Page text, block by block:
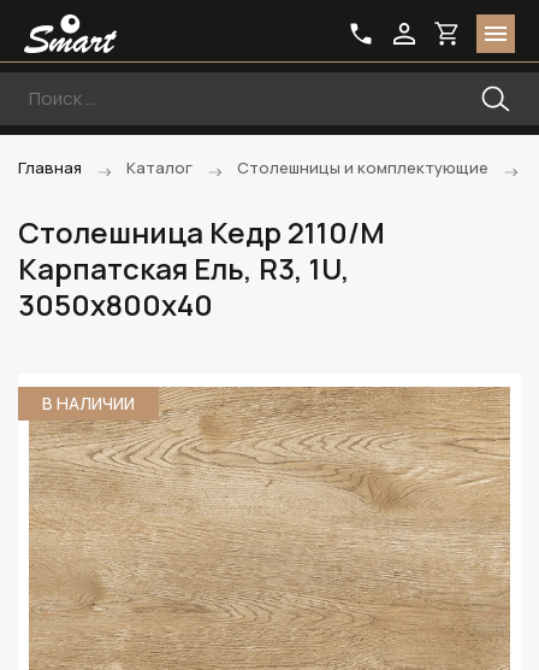
Главная Каталог Столешницы и комплектующие
Столешница Кедр 2110/M
Карпатская Ель, R3, 1U,
3050х800х40
В НАЛИЧИИ